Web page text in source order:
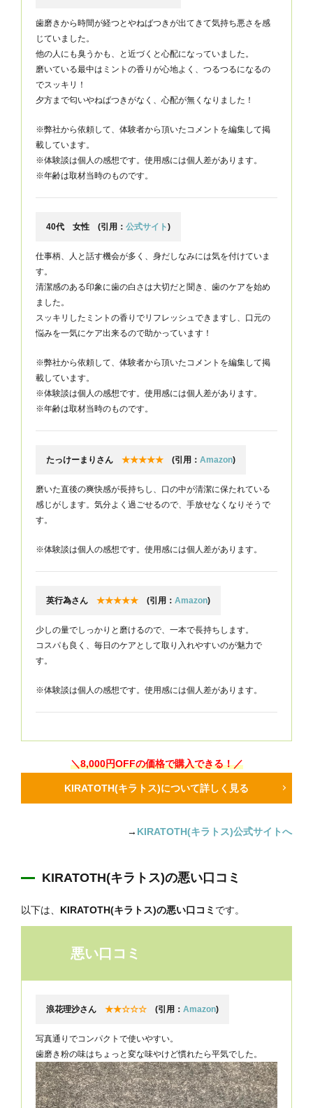
歯磨きから時間が経つとやねばつきが出てきて気持ち悪さを感
じていました。
他の人にも臭うかも、と近づくと心配になっていました。
磨いている最中はミントの香りが心地よく、つるつるになるの
でスッキリ！
夕方まで匂いやねばつきがなく、心配が無くなりました！
※弊社から依頼して、体験者から頂いたコメントを編集して掲
載しています。
※体験談は個人の感想です。使用感には個人差があります。
※年齢は取材当時のものです。
40代 女性 (引用： 公式サイト)
仕事柄、人と話す機会が多く、身だしなみには気を付けていま
す。
清潔感のある印象に歯の白さは大切だと聞き、歯のケアを始め
ました。
スッキリしたミントの香りでリフレッシュできますし、口元の
悩みを一気にケア出来るので助かっています！
※弊社から依頼して、体験者から頂いたコメントを編集して掲
載しています。
※体験談は個人の感想です。使用感には個人差があります。
※年齢は取材当時のものです。
たっけーまりさん ★★★★★ (引用： Amazon)
磨いた直後の爽快感が長持ちし、口の中が清潔に保たれている
感じがします。気分よく過ごせるので、手放せなくなりそうで
す。
※体験談は個人の感想です。使用感には個人差があります。
英行為さん ★★★★★ (引用： Amazon)
少しの量でしっかりと磨けるので、一本で長持ちします。
コスパも良く、毎日のケアとして取り入れやすいのが魅力で
す。
※体験談は個人の感想です。使用感には個人差があります。
＼8,000円OFFの価格で購入できる！／
KIRATOTH(キラトス)について詳しく見る
→ KIRATOTH(キラトス)公式サイトへ
KIRATOTH(キラトス)の悪い口コミ
以下は、 KIRATOTH(キラトス)の悪い口コミ です。
悪い口コミ
浪花理沙さん ★★☆☆☆ (引用： Amazon)
写真通りでコンパクトで使いやすい。
歯磨き粉の味はちょっと変な味やけど慣れたら平気でした。